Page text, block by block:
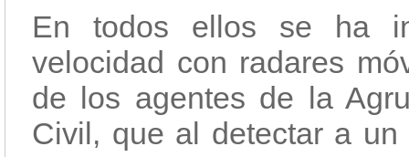
En todos ellos se ha
velocidad con radares
de los agentes de la
Civil, que al detectar a